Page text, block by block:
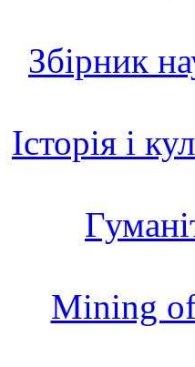
Збірник
Історія і
Mining